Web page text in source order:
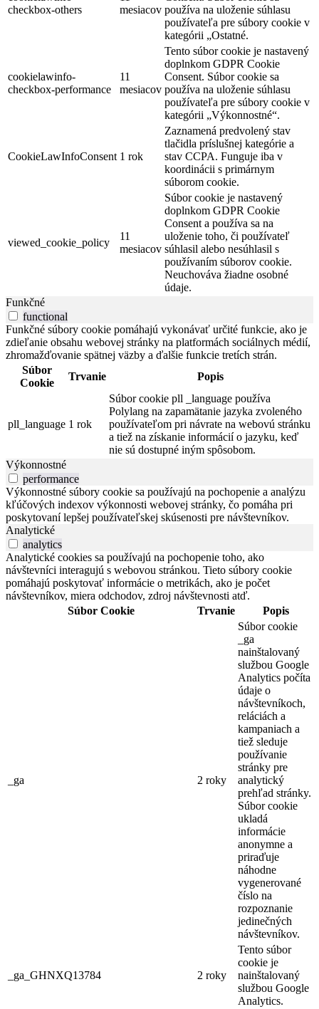
checkbox-others
mesiacov používa na uloženie súhlasu
používateľa pre súbory cookie v
kategórii „Ostatné.
cookielawinfo-
checkbox-performance
11
mesiacov
Tento súbor cookie je nastavený
doplnkom GDPR Cookie
Consent. Súbor cookie sa
používa na uloženie súhlasu
používateľa pre súbory cookie v
kategórii „Výkonnostné“.
CookieLawInfoConsent 1 rok
Zaznamená predvolený stav
tlačidla príslušnej kategórie a
stav CCPA. Funguje iba v
koordinácii s primárnym
súborom cookie.
viewed_cookie_policy
11
mesiacov
Súbor cookie je nastavený
doplnkom GDPR Cookie
Consent a používa sa na
uloženie toho, či používateľ
súhlasil alebo nesúhlasil s
používaním súborov cookie.
Neuchováva žiadne osobné
údaje.
Funkčné
functional
Funkčné súbory cookie pomáhajú vykonávať určité funkcie, ako je
zdieľanie obsahu webovej stránky na platformách sociálnych médií,
zhromažďovanie spätnej väzby a ďalšie funkcie tretích strán.
Súbor
Cookie
Trvanie Popis
pll_language 1 rok
Súbor cookie pll _language používa
Polylang na zapamätanie jazyka zvoleného
používateľom pri návrate na webovú stránku
a tiež na získanie informácií o jazyku, keď
nie sú dostupné iným spôsobom.
Výkonnostné
performance
Výkonnostné súbory cookie sa používajú na pochopenie a analýzu
kľúčových indexov výkonnosti webovej stránky, čo pomáha pri
poskytovaní lepšej používateľskej skúsenosti pre návštevníkov.
Analytické
analytics
Analytické cookies sa používajú na pochopenie toho, ako
návštevníci interagujú s webovou stránkou. Tieto súbory cookie
pomáhajú poskytovať informácie o metrikách, ako je počet
návštevníkov, miera odchodov, zdroj návštevnosti atď.
Súbor Cookie
Trvanie Popis
_ga 2 roky
Súbor cookie
_ga
nainštalovaný
službou Google
Analytics počíta
údaje o
návštevníkoch,
reláciách a
kampaniach a
tiež sleduje
používanie
stránky pre
analytický
prehľad stránky.
Súbor cookie
ukladá
informácie
anonymne a
priraďuje
náhodne
vygenerované
číslo na
rozpoznanie
jedinečných
návštevníkov.
_ga_GHNXQ13784 2 roky
Tento súbor
cookie je
nainštalovaný
službou Google
Analytics.